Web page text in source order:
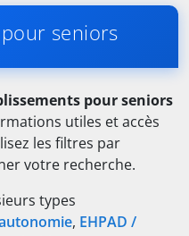
seniors
pour seniors
utiles et accès
les filtres par
votre recherche.
types
, EHPAD /